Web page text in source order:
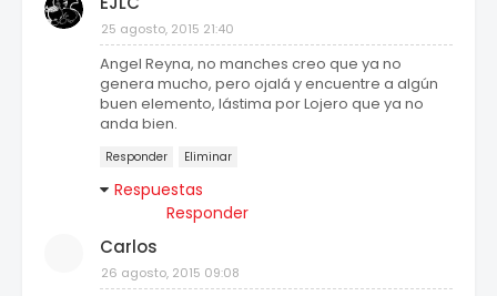
25 agosto, 2015 21:40
Angel Reyna, no manches creo que ya no
genera mucho, pero ojalá y encuentre a algún
buen elemento, lástima por Lojero que ya no
anda bien.
Responder Eliminar
Respuestas
Responder
Carlos
26 agosto, 2015 09:08